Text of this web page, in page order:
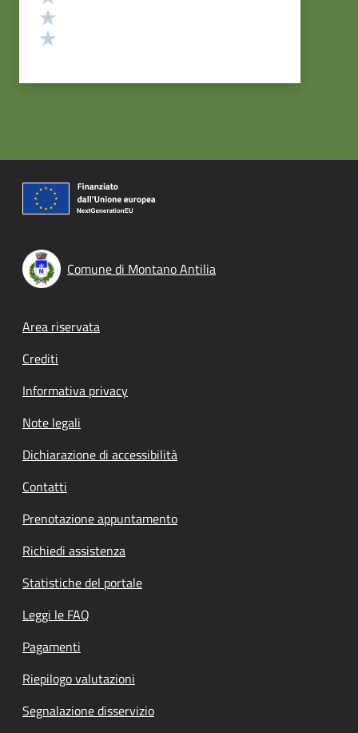
Comune di Montano Antilia
Footer menu
Area riservata
Crediti
Informativa privacy
Note legali
Dichiarazione di accessibilità
Contatti
Prenotazione appuntamento
Richiedi assistenza
Statistiche del portale
Leggi le FAQ
Pagamenti
Riepilogo valutazioni
Segnalazione disservizio